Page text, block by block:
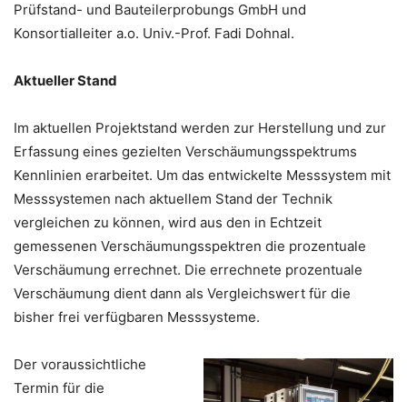
Prüfstand- und Bauteilerprobungs GmbH und
Konsortialleiter a.o. Univ.-Prof. Fadi Dohnal.
Aktueller Stand
Im aktuellen Projektstand werden zur Herstellung und zur
Erfassung eines gezielten Verschäumungsspektrums
Kennlinien erarbeitet. Um das entwickelte Messsystem mit
Messsystemen nach aktuellem Stand der Technik
vergleichen zu können, wird aus den in Echtzeit
gemessenen Verschäumungsspektren die prozentuale
Verschäumung errechnet. Die errechnete prozentuale
Verschäumung dient dann als Vergleichswert für die
bisher frei verfügbaren Messsysteme.
Der voraussichtliche
Termin für die